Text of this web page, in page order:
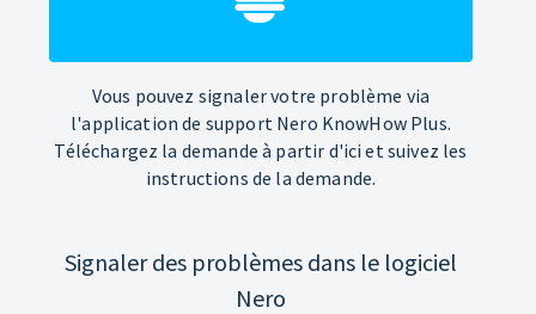
Vous pouvez signaler votre problème via
l'application de support Nero KnowHow Plus.
Téléchargez la demande à partir d'ici et suivez les
instructions de la demande.
Signaler des problèmes dans le logiciel
Nero